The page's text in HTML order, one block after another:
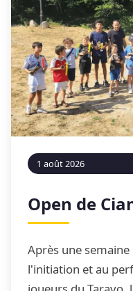
1 août 2026
Open de
Après une semaine
l'initiation et au